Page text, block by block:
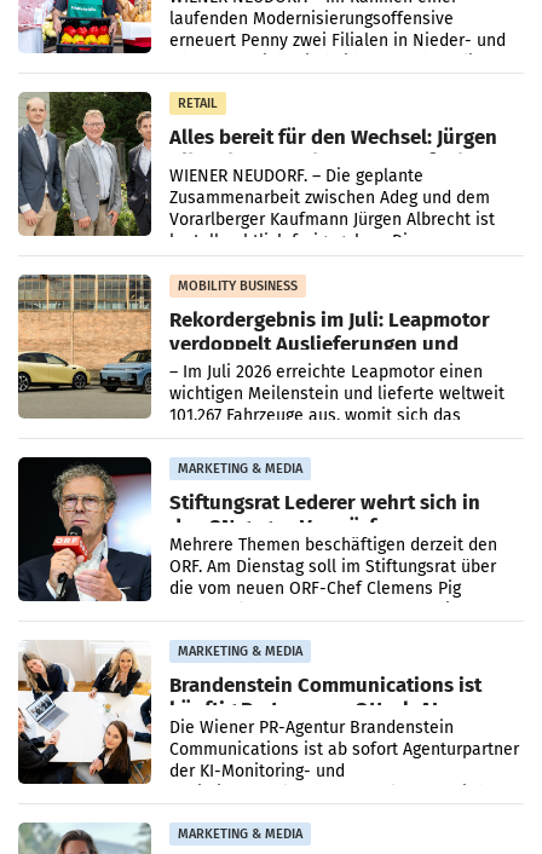
laufenden Modernisierungsoffensive
erneuert Penny zwei Filialen in Nieder- und
RETAIL
Alles bereit für den Wechsel: Jürgen
Albrecht setzt ab 1.1.2027 auf Adeg
WIENER NEUDORF. – Die geplante
Zusammenarbeit zwischen Adeg und dem
Vorarlberger Kaufmann Jürgen Albrecht ist
kartellrechtlich freigegeben: Die
Bundeswettbewerbsbehörde und der
Bundeskartellanwalt
MOBILITY BUSINESS
Rekordergebnis im Juli: Leapmotor
verdoppelt Auslieferungen und
überschreitet die 100.000er-Marke
– Im Juli 2026 erreichte Leapmotor einen
wichtigen Meilenstein und lieferte weltweit
101.267 Fahrzeuge aus, womit sich das
Ergebnis gegenüber Juli 2025 mehr als
verdoppelte (+102
MARKETING & MEDIA
Stiftungsrat Lederer wehrt sich in
den SN gegen Vorwürfe
Mehrere Themen beschäftigen derzeit den
ORF. Am Dienstag soll im Stiftungsrat über
die vom neuen ORF-Chef Clemens Pig
MARKETING & MEDIA
Brandenstein Communications ist
künftig Partner von OtterlyAI
Die Wiener PR-Agentur Brandenstein
Communications ist ab sofort Agenturpartner
der KI-Monitoring- und
MARKETING & MEDIA